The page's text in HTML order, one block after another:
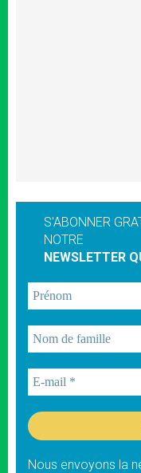
S'ABONNER
NOTRE
NEWSLETTER
Nous envoyons la